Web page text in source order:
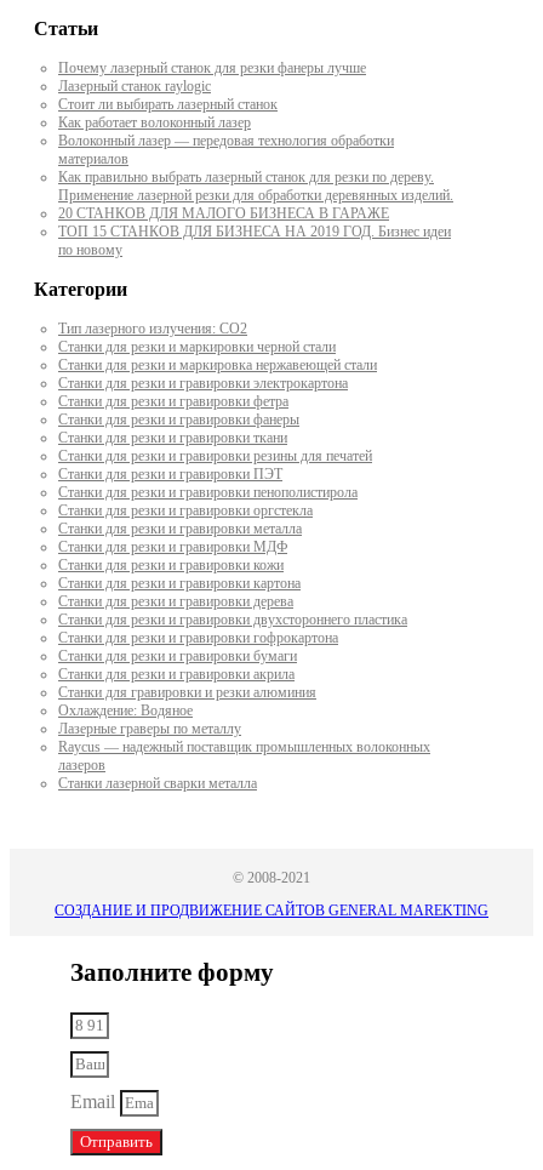
Статьи
Почему лазерный станок для резки фанеры лучше
Лазерный станок raylogic
Стоит ли выбирать лазерный станок
Как работает волоконный лазер
Волоконный лазер — передовая технология обработки
материалов
Как правильно выбрать лазерный станок для резки по дереву.
Применение лазерной резки для обработки деревянных изделий.
20 СТАНКОВ ДЛЯ МАЛОГО БИЗНЕСА В ГАРАЖЕ
ТОП 15 СТАНКОВ ДЛЯ БИЗНЕСА НА 2019 ГОД. Бизнес идеи
по новому
Категории
Тип лазерного излучения: СО2
Станки для резки и маркировки черной стали
Станки для резки и маркировка нержавеющей стали
Станки для резки и гравировки электрокартона
Станки для резки и гравировки фетра
Станки для резки и гравировки фанеры
Станки для резки и гравировки ткани
Станки для резки и гравировки резины для печатей
Станки для резки и гравировки ПЭТ
Станки для резки и гравировки пенополистирола
Станки для резки и гравировки оргстекла
Станки для резки и гравировки металла
Станки для резки и гравировки МДФ
Станки для резки и гравировки кожи
Станки для резки и гравировки картона
Станки для резки и гравировки дерева
Станки для резки и гравировки двухстороннего пластика
Станки для резки и гравировки гофрокартона
Станки для резки и гравировки бумаги
Станки для резки и гравировки акрила
Станки для гравировки и резки алюминия
Охлаждение: Водяное
Лазерные граверы по металлу
Raycus — надежный поставщик промышленных волоконных
лазеров
Cтанки лазерной сварки металла
© 2008-2021
СОЗДАНИЕ И ПРОДВИЖЕНИЕ САЙТОВ GENERAL MAREKTING
Заполните форму
Email
Отправить